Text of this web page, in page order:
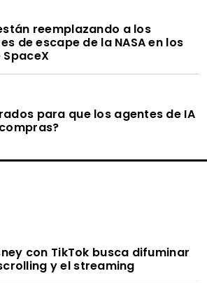
reemplazando a los
de escape de la NASA en los
para que los agentes de IA
con TikTok busca difuminar
y el streaming